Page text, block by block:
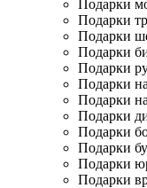
Подарки
Подарки
Подарки
Подарки
Подарки
Подарки
Подарки
Подарки
Подарки
Подарки
Подарки
Подарки